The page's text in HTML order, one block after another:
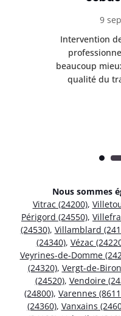
9
Intervention
beaucoup
qualité du
Nous sommes
Vitrac (24200),
Périgord (24550),
(24530), Villamblard
(24340), Vézac
Veyrines-de-Domme
(24320), Vergt-de-
(24520), Vendoire
(24800), Varennes
(24360), Vanxains